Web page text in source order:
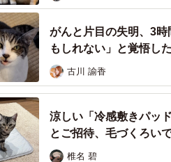
がんと片目の失明、3
もしれない」と覚悟し
古川 諭香
涼しい「冷感敷きパッ
とご招待、毛づくろい
椎名 碧